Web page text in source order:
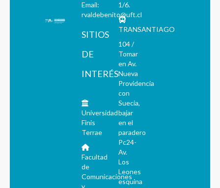
Email:
rvaldebenito@uft.cl
SITIOS
DE
INTERÉS
Universidad
Finis
Terrae
Facultad
de
Comunicaciones
1/6.
TRANSANTIAGO
104 /
Tomar
en Av.
Nueva
Providencia
con
Suecia,
bajar
en el
paradero
Pc24-
Av.
Los
Leones
esquina